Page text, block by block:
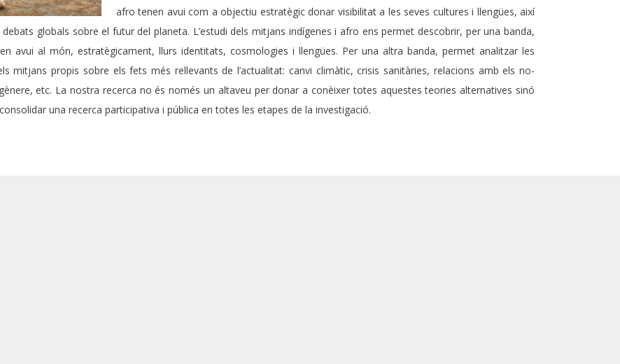
afro tenen avui com a objectiu estratègic donar visibilitat a les seves cultures i llengües, així
globals sobre el futur del planeta. L’estudi dels mitjans indígenes i afro ens permet descobrir, per una banda,
avui al món, estratègicament, llurs identitats, cosmologies i llengües. Per una altra banda, permet analitzar les
mitjans propis sobre els fets més rellevants de l’actualitat: canvi climàtic, crisis sanitàries, relacions amb els no-
etc. La nostra recerca no és només un altaveu per donar a conèixer totes aquestes teories alternatives sinó
una recerca participativa i pública en totes les etapes de la investigació.